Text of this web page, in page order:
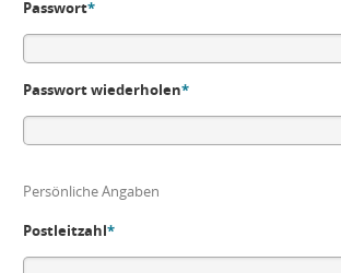
Passwort*
Passwort wiederholen*
Persönliche Angaben
Postleitzahl*